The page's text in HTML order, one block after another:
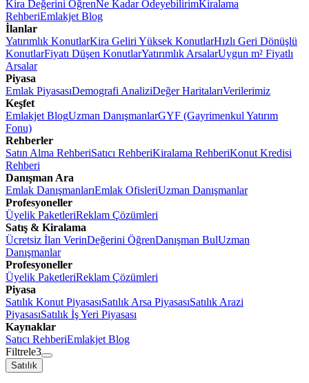
Kira Değerini ÖğrenNe Kadar ÖdeyebilirimKiralama
RehberiEmlakjet Blog
İlanlar
Yatırımlık KonutlarKira Geliri Yüksek KonutlarHızlı Geri Dönüşlü
KonutlarFiyatı Düşen KonutlarYatırımlık ArsalarUygun m² Fiyatlı
Arsalar
Piyasa
Emlak PiyasasıDemografi AnaliziDeğer HaritalarıVerilerimiz
Keşfet
Emlakjet BlogUzman DanışmanlarGYF (Gayrimenkul Yatırım
Fonu)
Rehberler
Satın Alma RehberiSatıcı RehberiKiralama RehberiKonut Kredisi
Rehberi
Danışman Ara
Emlak DanışmanlarıEmlak OfisleriUzman Danışmanlar
Profesyoneller
Üyelik PaketleriReklam Çözümleri
Satış & Kiralama
Ücretsiz İlan VerinDeğerini ÖğrenDanışman BulUzman
Danışmanlar
Profesyoneller
Üyelik PaketleriReklam Çözümleri
Piyasa
Satılık Konut PiyasasıSatılık Arsa PiyasasıSatılık Arazi
PiyasasıSatılık İş Yeri Piyasası
Kaynaklar
Satıcı RehberiEmlakjet Blog
Filtrele3
Satılık